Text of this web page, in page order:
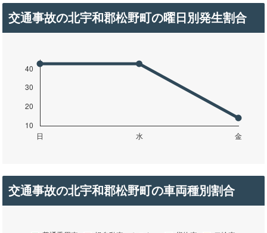
交通事故の北宇和郡松野町の曜日別発生割合
交通事故の北宇和郡松野町の車両種別割合